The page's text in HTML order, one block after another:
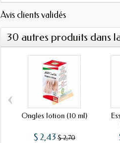
Avis clients validés
30 autres produits dans
Ongles lotion (10 ml)
$ 2,43 $ 2,70
‹